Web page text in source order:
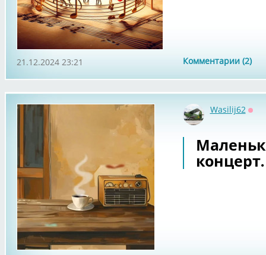
Комментарии (2)
21.12.2024 23:21
Wasilij62
концерт.